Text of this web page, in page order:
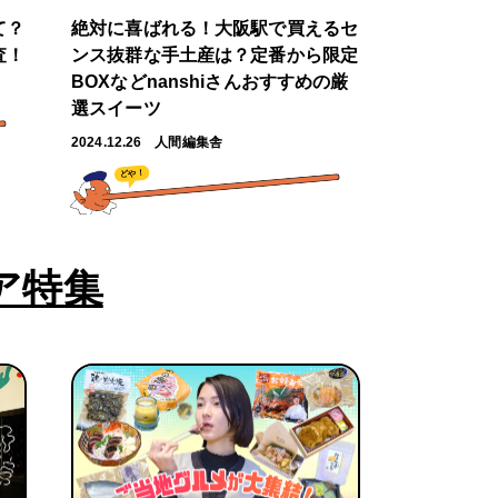
？
絶対に喜ばれる！大阪駅で買えるセ
ンス抜群な手土産は？定番から限定
BOXなどnanshiさんおすすめの厳
選スイーツ
2024.12.26 人間編集舎
どや！
特集